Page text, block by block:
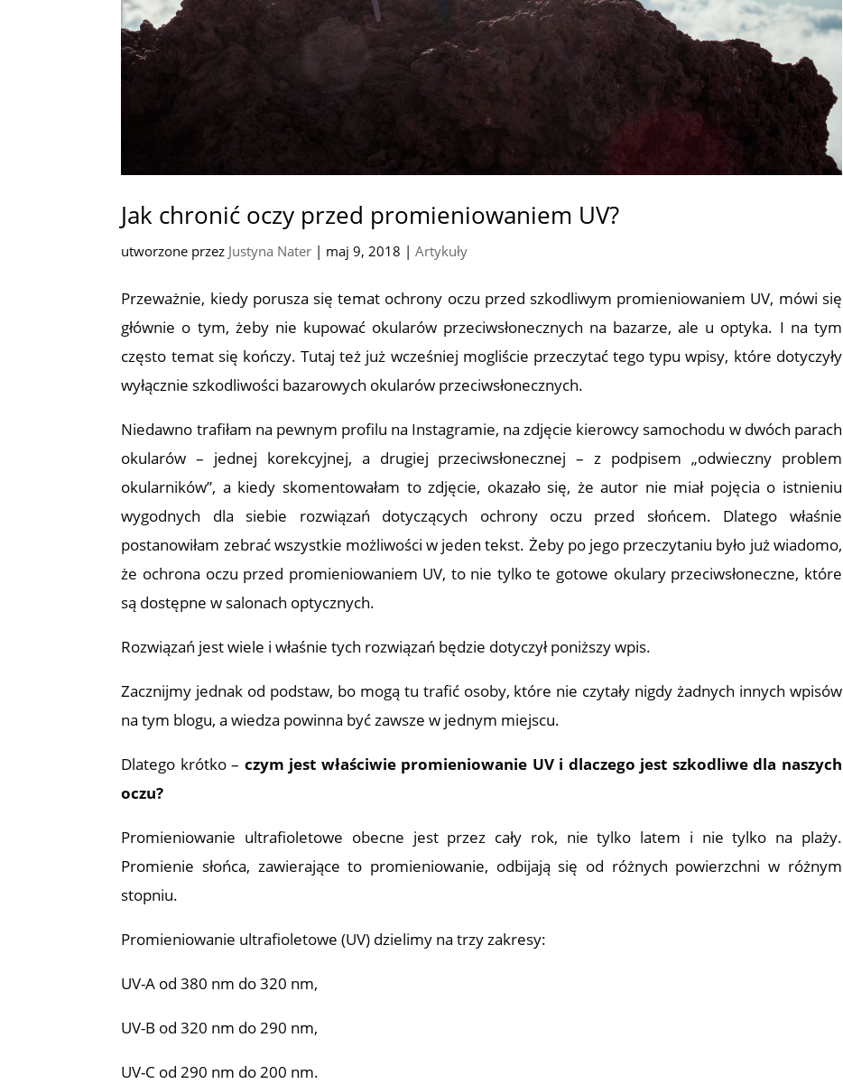
Jak chronić oczy przed promieniowaniem UV?
utworzone przez Justyna Nater | maj 9, 2018 |Artykuły
Przeważnie, kiedy porusza się temat ochrony oczu przed szkodliwym promieniowaniem UV, mówi się
głównie o tym, żeby nie kupować okularów przeciwsłonecznych na bazarze, ale u optyka. I na tym
często temat się kończy. Tutaj też już wcześniej mogliście przeczytać tego typu wpisy, które dotyczyły
wyłącznie szkodliwości bazarowych okularów przeciwsłonecznych.
Niedawno trafiłam na pewnym profilu na Instagramie, na zdjęcie kierowcy samochodu w dwóch parach
okularów – jednej korekcyjnej, a drugiej przeciwsłonecznej – z podpisem „odwieczny problem
okularników”, a kiedy skomentowałam to zdjęcie, okazało się, że autor nie miał pojęcia o istnieniu
wygodnych dla siebie rozwiązań dotyczących ochrony oczu przed słońcem. Dlatego właśnie
postanowiłam zebrać wszystkie możliwości w jeden tekst. Żeby po jego przeczytaniu było już wiadomo,
że ochrona oczu przed promieniowaniem UV, to nie tylko te gotowe okulary przeciwsłoneczne, które
są dostępne w salonach optycznych.
Rozwiązań jest wiele i właśnie tych rozwiązań będzie dotyczył poniższy wpis.
Zacznijmy jednak od podstaw, bo mogą tu trafić osoby, które nie czytały nigdy żadnych innych wpisów
na tym blogu, a wiedza powinna być zawsze w jednym miejscu.
Dlatego krótko – czym jest właściwie promieniowanie UV i dlaczego jest szkodliwe dla naszych
oczu?
Promieniowanie ultrafioletowe obecne jest przez cały rok, nie tylko latem i nie tylko na plaży.
Promienie słońca, zawierające to promieniowanie, odbijają się od różnych powierzchni w różnym
stopniu.
Promieniowanie ultrafioletowe (UV) dzielimy na trzy zakresy:
UV-A od 380 nm do 320 nm,
UV-B od 320 nm do 290 nm,
UV-C od 290 nm do 200 nm.